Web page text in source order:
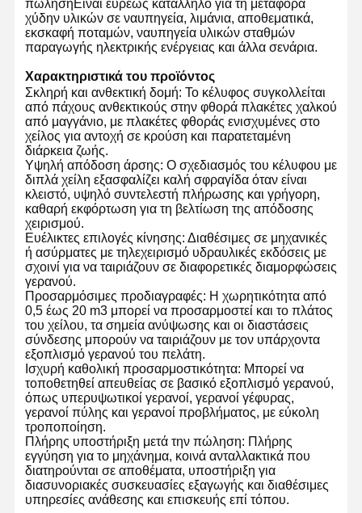
Αρχική
Σελίδα
Προϊόντα Βίντεο
Σχετικά Με
Εμάς
πώλησηΕίναι ευρέως κατάλληλο για τη μεταφορά
χύδην υλικών σε ναυπηγεία, λιμάνια, αποθεματικά,
εκσκαφή ποταμών, ναυπηγεία υλικών σταθμών
παραγωγής ηλεκτρικής ενέργειας και άλλα σενάρια.
Χαρακτηριστικά του προϊόντος
Σκληρή και ανθεκτική δομή: Το κέλυφος συγκολλείται
από πάχους ανθεκτικούς στην φθορά πλακέτες χαλκού
από μαγγάνιο, με πλακέτες φθοράς ενισχυμένες στο
χείλος για αντοχή σε κρούση και παρατεταμένη
διάρκεια ζωής.
Υψηλή απόδοση άρσης: Ο σχεδιασμός του κέλυφου με
διπλά χείλη εξασφαλίζει καλή σφραγίδα όταν είναι
κλειστό, υψηλό συντελεστή πλήρωσης και γρήγορη,
καθαρή εκφόρτωση για τη βελτίωση της απόδοσης
χειρισμού.
Ευέλικτες επιλογές κίνησης: Διαθέσιμες σε μηχανικές
ή ασύρματες με τηλεχειρισμό υδραυλικές εκδόσεις με
σχοινί για να ταιριάζουν σε διαφορετικές διαμορφώσεις
γερανού.
Προσαρμόσιμες προδιαγραφές: Η χωρητικότητα από
0,5 έως 20 m3 μπορεί να προσαρμοστεί και το πλάτος
του χείλου, τα σημεία ανύψωσης και οι διαστάσεις
σύνδεσης μπορούν να ταιριάζουν με τον υπάρχοντα
εξοπλισμό γερανού του πελάτη.
Ισχυρή καθολική προσαρμοστικότητα: Μπορεί να
τοποθετηθεί απευθείας σε βασικό εξοπλισμό γερανού,
όπως υπερυψωτικοί γερανοί, γερανοί γέφυρας,
γερανοί πύλης και γερανοί προβλήματος, με εύκολη
τροποποίηση.
Πλήρης υποστήριξη μετά την πώληση: Πλήρης
εγγύηση για το μηχάνημα, κοινά ανταλλακτικά που
διατηρούνται σε αποθέματα, υποστήριξη για
διασυνοριακές συσκευασίες εξαγωγής και διαθέσιμες
υπηρεσίες ανάθεσης και επισκευής επί τόπου.